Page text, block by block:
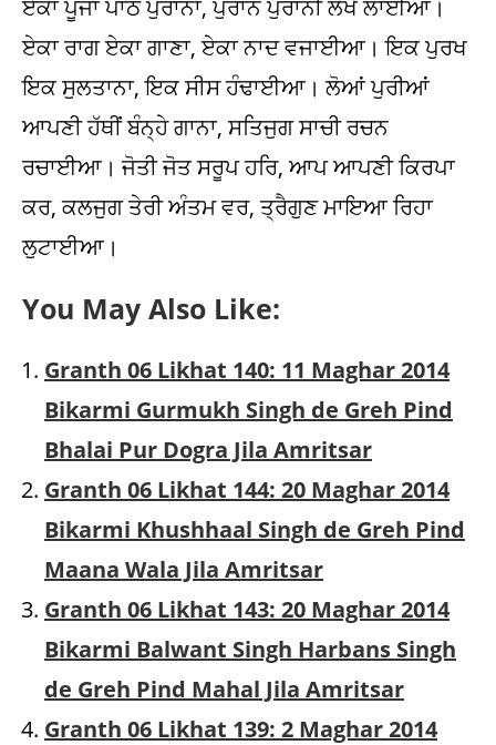
You May Also Like:
Granth 06 Likhat 140: 11 Maghar 2014
Bikarmi Gurmukh Singh de Greh Pind
Bhalai Pur Dogra Jila Amritsar
Granth 06 Likhat 144: 20 Maghar 2014
Bikarmi Khushhaal Singh de Greh Pind
Maana Wala Jila Amritsar
Granth 06 Likhat 143: 20 Maghar 2014
Bikarmi Balwant Singh Harbans Singh
de Greh Pind Mahal Jila Amritsar
Granth 06 Likhat 139: 2 Maghar 2014